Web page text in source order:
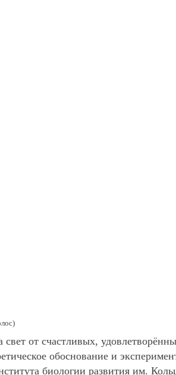
свет от счастливых,
обоснование и
биологии развития им.